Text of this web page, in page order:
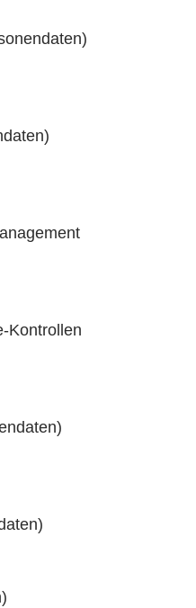
Kontrollen